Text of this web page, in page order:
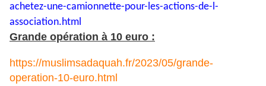
achetez-une-camionnette-pour-les-actions-de-l-
association.html
Grande opération à 10 euro :
https://muslimsadaquah.fr/2023/05/grande-
operation-10-euro.html